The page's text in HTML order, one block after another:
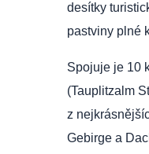
desítky
pastviny plné
Spojuje je 10
(Tauplitzalm
z
Gebirge a